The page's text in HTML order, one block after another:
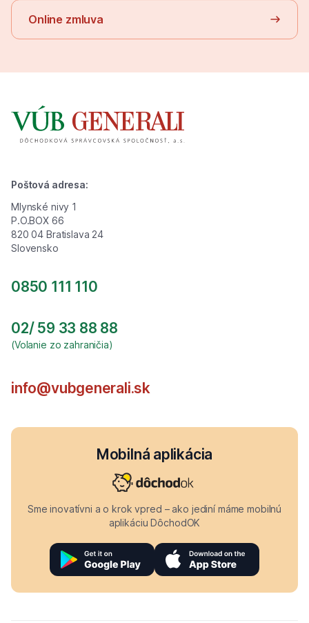
Online zmluva
Poštová adresa:
Mlynské nivy 1
P.O.BOX 66
820 04 Bratislava 24
Slovensko
0850 111 110
02/ 59 33 88 88
(Volanie zo zahraničia)
info@vubgenerali.sk
Mobilná aplikácia
Sme inovatívni a o krok vpred – ako jediní máme mobilnú
aplikáciu DôchodOK